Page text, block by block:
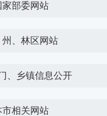
家部委网站
州、林区网站
、乡镇信息公开
市相关网站